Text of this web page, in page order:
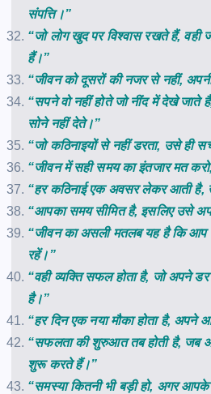
संपत्ति।”
“जो लोग खुद पर विश्वास रखते हैं, वही
हैं।”
“जीवन को दूसरों की नजर से नहीं,
“सपने वो नहीं होते जो नींद में देखे जाते
सोने नहीं देते।”
“जो कठिनाइयों से नहीं डरता, उसे ही
“जीवन में सही समय का इंतजार मत
“हर कठिनाई एक अवसर लेकर आती है,
“आपका समय सीमित है, इसलिए उसे
“जीवन का असली मतलब यह है कि आप
रहें।”
“वही व्यक्ति सफल होता है, जो अपने
है।”
“हर दिन एक नया मौका होता है, अपने
“सफलता की शुरुआत तब होती है, जब
शुरू करते हैं।”
“समस्या कितनी भी बड़ी हो, अगर